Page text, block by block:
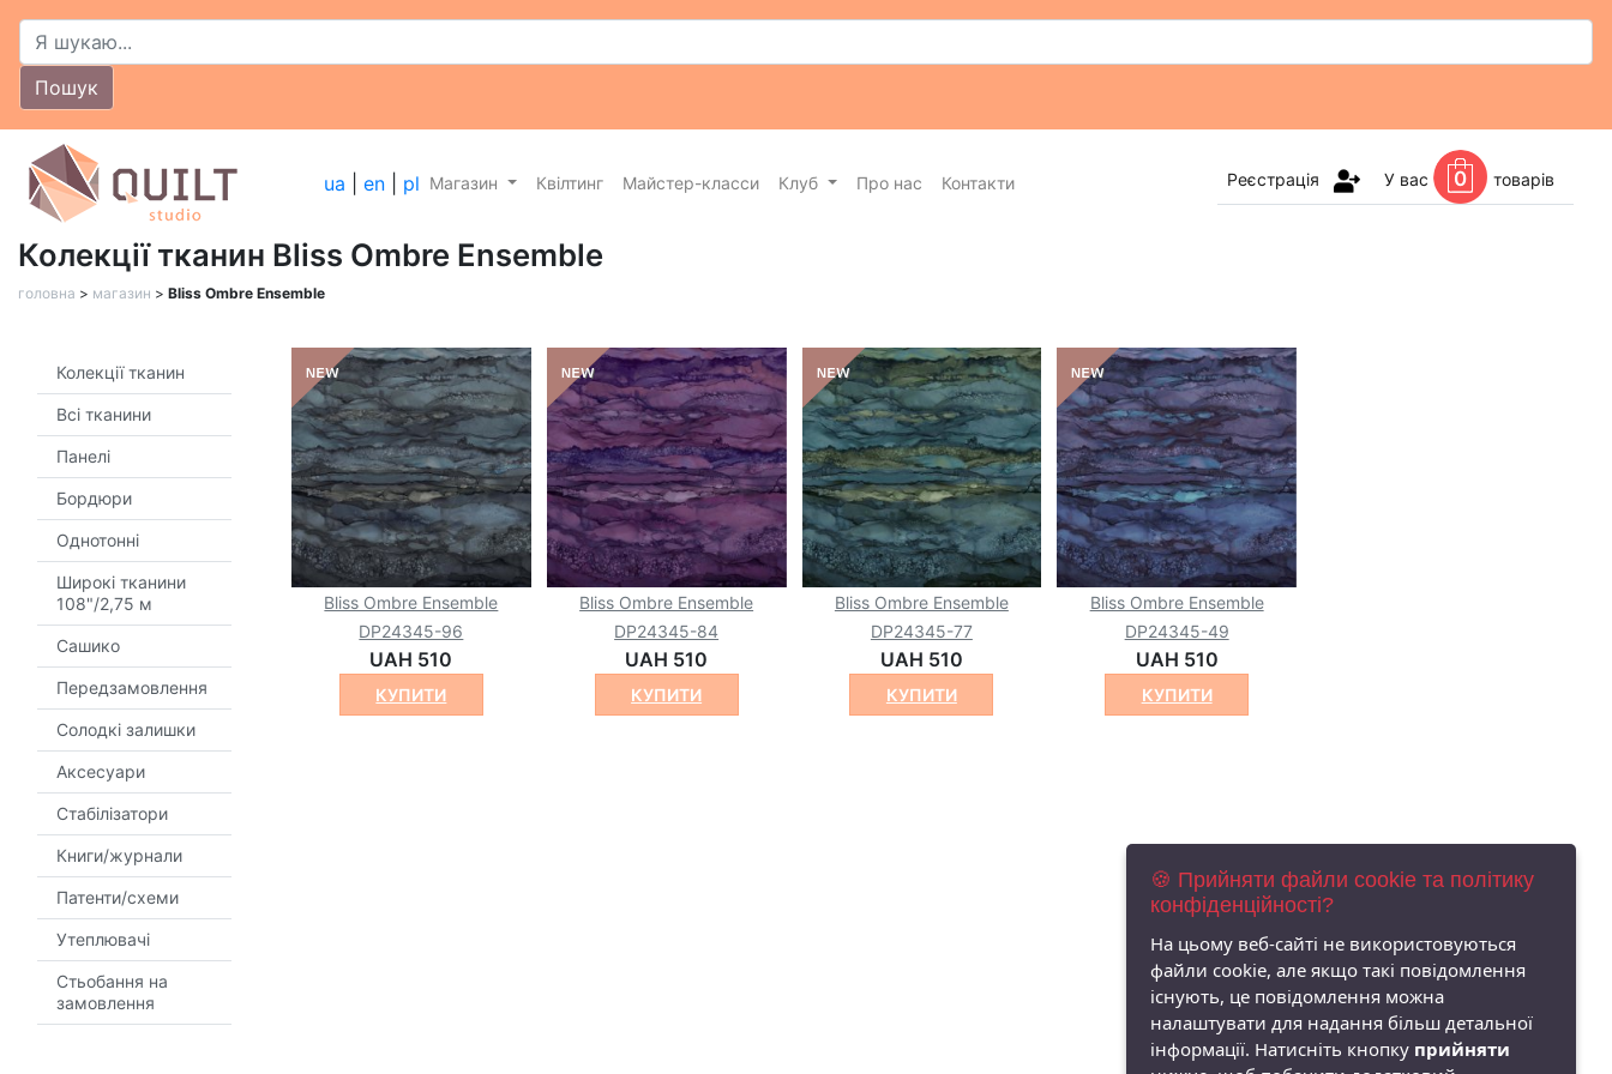
Пошук
ua en pl Реєстрація У вас 0 товарів
Магазин Квілтинг Майстер-класси Клуб Про нас Контакти
Колекції тканин Bliss Ombre Ensemble
головна > магазин > Bliss Ombre Ensemble
Колекції тканин
Всі тканини
Панелі
Бордюри
Однотонні
Широкі тканини
108"/2,75 м
Сашико
Передзамовлення
Солодкі залишки
Аксесуари
Стабілізатори
Книги/журнали
Патенти/схеми
Утеплювачі
Стьобання на
замовлення
Bliss Ombre Ensemble
DP24345-96
UAH 510
КУПИТИ
Bliss Ombre Ensemble
DP24345-84
UAH 510
КУПИТИ
Bliss Ombre Ensemble
DP24345-77
UAH 510
КУПИТИ
Bliss Ombre Ensemble
DP24345-49
UAH 510
КУПИТИ
🍪 Прийняти файли cookie та політику
конфіденційності?
На цьому веб-сайті не використовуються
файли cookie, але якщо такі повідомлення
існують, це повідомлення можна
налаштувати для надання більш детальної
інформації. Натисніть кнопку прийняти